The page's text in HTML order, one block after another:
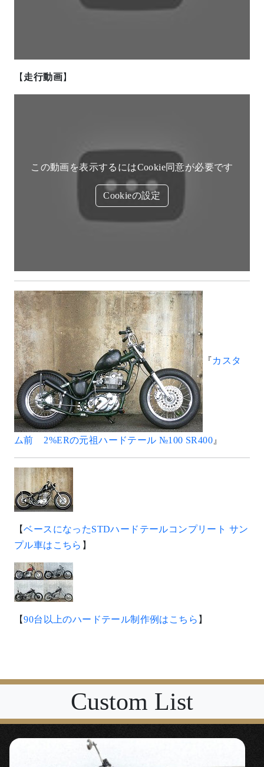
【 走行動画】
この動画を表示するにはCookie同意が必要です
Cookieの設定
『カスタ
ム前 2%ERの元祖ハードテール №100 SR400 』
【ベースになったSTDハードテールコンプリート サン
プル車はこちら 】
【90台以上のハードテール制作例はこちら 】
Custom List